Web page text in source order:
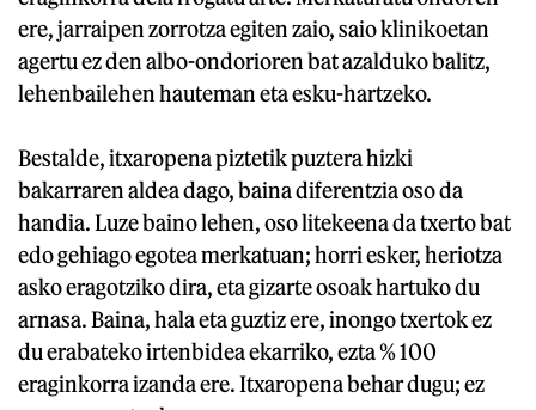
ere, jarraipen zorrotza egiten zaio, saio klinikoetan
agertu ez den albo-ondorioren bat azalduko balitz,
lehenbailehen hauteman eta esku-hartzeko.
Bestalde, itxaropena piztetik puztera hizki
bakarraren aldea dago, baina diferentzia oso da
handia. Luze baino lehen, oso litekeena da txerto bat
edo gehiago egotea merkatuan; horri esker, heriotza
asko eragotziko dira, eta gizarte osoak hartuko du
arnasa. Baina, hala eta guztiz ere, inongo txertok ez
du erabateko irtenbidea ekarriko, ezta % 100
eraginkorra izanda ere. Itxaropena behar dugu; ez